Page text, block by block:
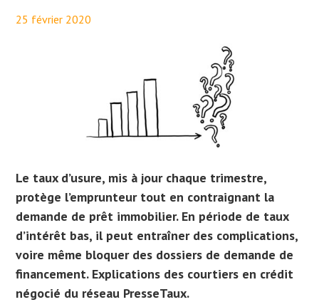
25 février 2020
Le taux d’usure, mis à jour chaque trimestre,
protège l’emprunteur tout en contraignant la
demande de prêt immobilier. En période de taux
d’intérêt bas, il peut entraîner des complications,
voire même bloquer des dossiers de demande de
financement. Explications des courtiers en crédit
négocié du réseau PresseTaux.